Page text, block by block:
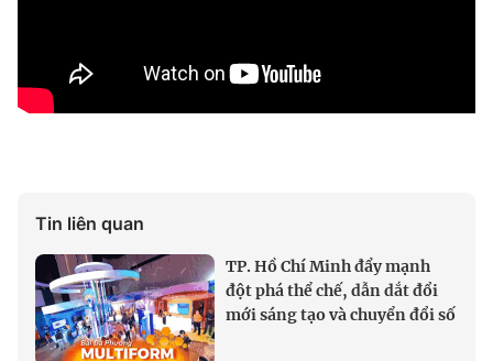
Tin liên quan
TP. Hồ Chí Minh đẩy mạnh
đột phá thể chế, dẫn dắt đổi
mới sáng tạo và chuyển đổi số